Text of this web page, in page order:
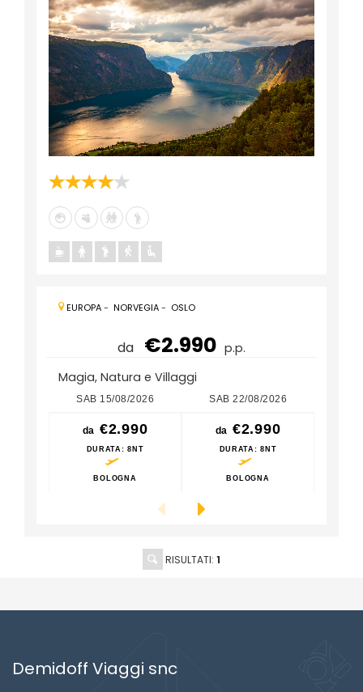
EUROPA- NORVEGIA- OSLO
da €2.990 p.p.
Magia, Natura e Villaggi
SAB 15/08/2026
da €2.990
DURATA: 8NT
BOLOGNA
SAB 22/08/2026
da €2.990
DURATA: 8NT
BOLOGNA
RISULTATI:1
Demidoff Viaggi snc